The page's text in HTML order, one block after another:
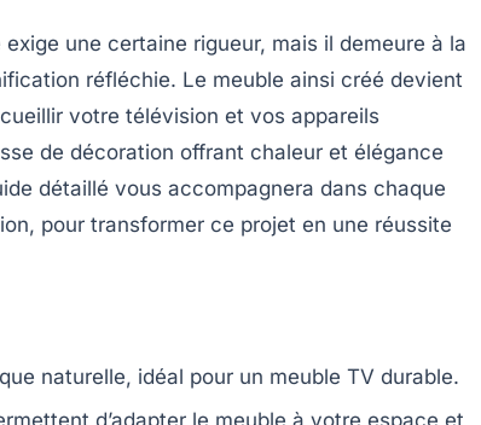
une certaine rigueur, mais il demeure à la
réfléchie. Le meuble ainsi créé devient
votre télévision et vos appareils
de décoration offrant chaleur et élégance
détaillé vous accompagnera dans chaque
pour transformer ce projet en une réussite
naturelle, idéal pour un meuble TV durable.
d’adapter le meuble à votre espace et